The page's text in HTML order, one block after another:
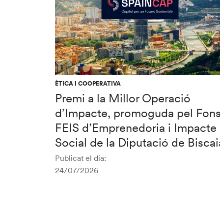
ÈTICA I COOPERATIVA
Premi a la Millor Operació
d’Impacte, promoguda pel
FEIS d’Emprenedoria i Impacte
Social de la Diputació de
Publicat el dia:
24/07/2026